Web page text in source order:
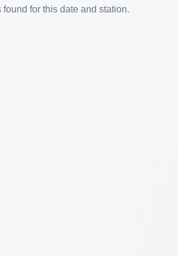
found for this date and station.